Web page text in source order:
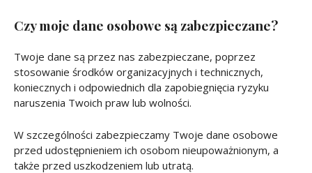
Czy moje dane osobowe są zabezpieczane?
Twoje dane są przez nas zabezpieczane, poprzez
stosowanie środków organizacyjnych i technicznych,
koniecznych i odpowiednich dla zapobiegnięcia ryzyku
naruszenia Twoich praw lub wolności.
W szczególności zabezpieczamy Twoje dane osobowe
przed udostępnieniem ich osobom nieupoważnionym, a
także przed uszkodzeniem lub utratą.